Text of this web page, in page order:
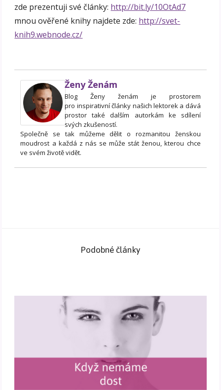
zde prezentuji své články: http://bit.ly/10OtAd7
mnou ověřené knihy najdete zde: http://svet-
knih9.webnode.cz/
Ženy Ženám
Blog Ženy ženám je prostorem
pro inspirativní články našich lektorek a dává
prostor také dalším autorkám ke sdílení
svých zkušeností.
Společně se tak můžeme dělit o rozmanitou ženskou
moudrost a každá z nás se může stát ženou, kterou chce
ve svém životě vidět.
Podobné články